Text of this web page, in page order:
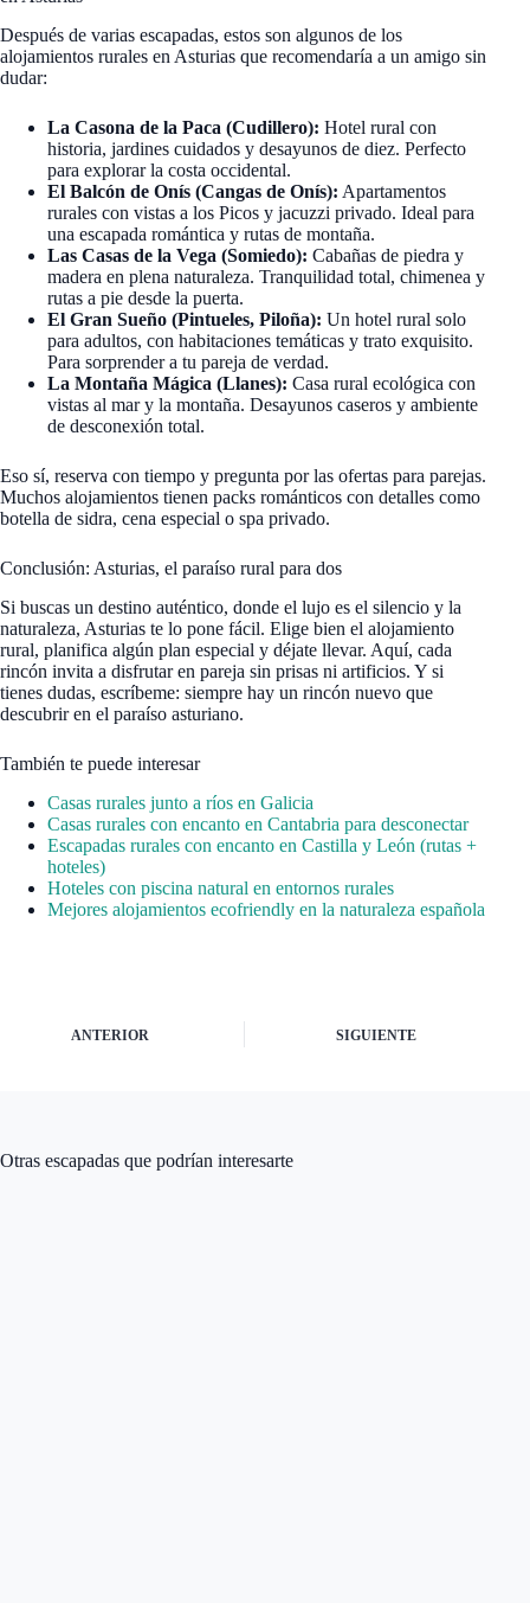
Después de varias escapadas, estos son algunos de los
alojamientos rurales en Asturias que recomendaría a un amigo sin
dudar:
La Casona de la Paca (Cudillero): Hotel rural con
historia, jardines cuidados y desayunos de diez. Perfecto
para explorar la costa occidental.
El Balcón de Onís (Cangas de Onís): Apartamentos
rurales con vistas a los Picos y jacuzzi privado. Ideal para
una escapada romántica y rutas de montaña.
Las Casas de la Vega (Somiedo): Cabañas de piedra y
madera en plena naturaleza. Tranquilidad total, chimenea y
rutas a pie desde la puerta.
El Gran Sueño (Pintueles, Piloña): Un hotel rural solo
para adultos, con habitaciones temáticas y trato exquisito.
Para sorprender a tu pareja de verdad.
La Montaña Mágica (Llanes): Casa rural ecológica con
vistas al mar y la montaña. Desayunos caseros y ambiente
de desconexión total.
Eso sí, reserva con tiempo y pregunta por las ofertas para parejas.
Muchos alojamientos tienen packs románticos con detalles como
botella de sidra, cena especial o spa privado.
Conclusión: Asturias, el paraíso rural para dos
Si buscas un destino auténtico, donde el lujo es el silencio y la
naturaleza, Asturias te lo pone fácil. Elige bien el alojamiento
rural, planifica algún plan especial y déjate llevar. Aquí, cada
rincón invita a disfrutar en pareja sin prisas ni artificios. Y si
tienes dudas, escríbeme: siempre hay un rincón nuevo que
descubrir en el paraíso asturiano.
También te puede interesar
Casas rurales junto a ríos en Galicia
Casas rurales con encanto en Cantabria para desconectar
Escapadas rurales con encanto en Castilla y León (rutas +
hoteles)
Hoteles con piscina natural en entornos rurales
Mejores alojamientos ecofriendly en la naturaleza española
ANTERIOR SIGUIENTE
Otras escapadas que podrían interesarte